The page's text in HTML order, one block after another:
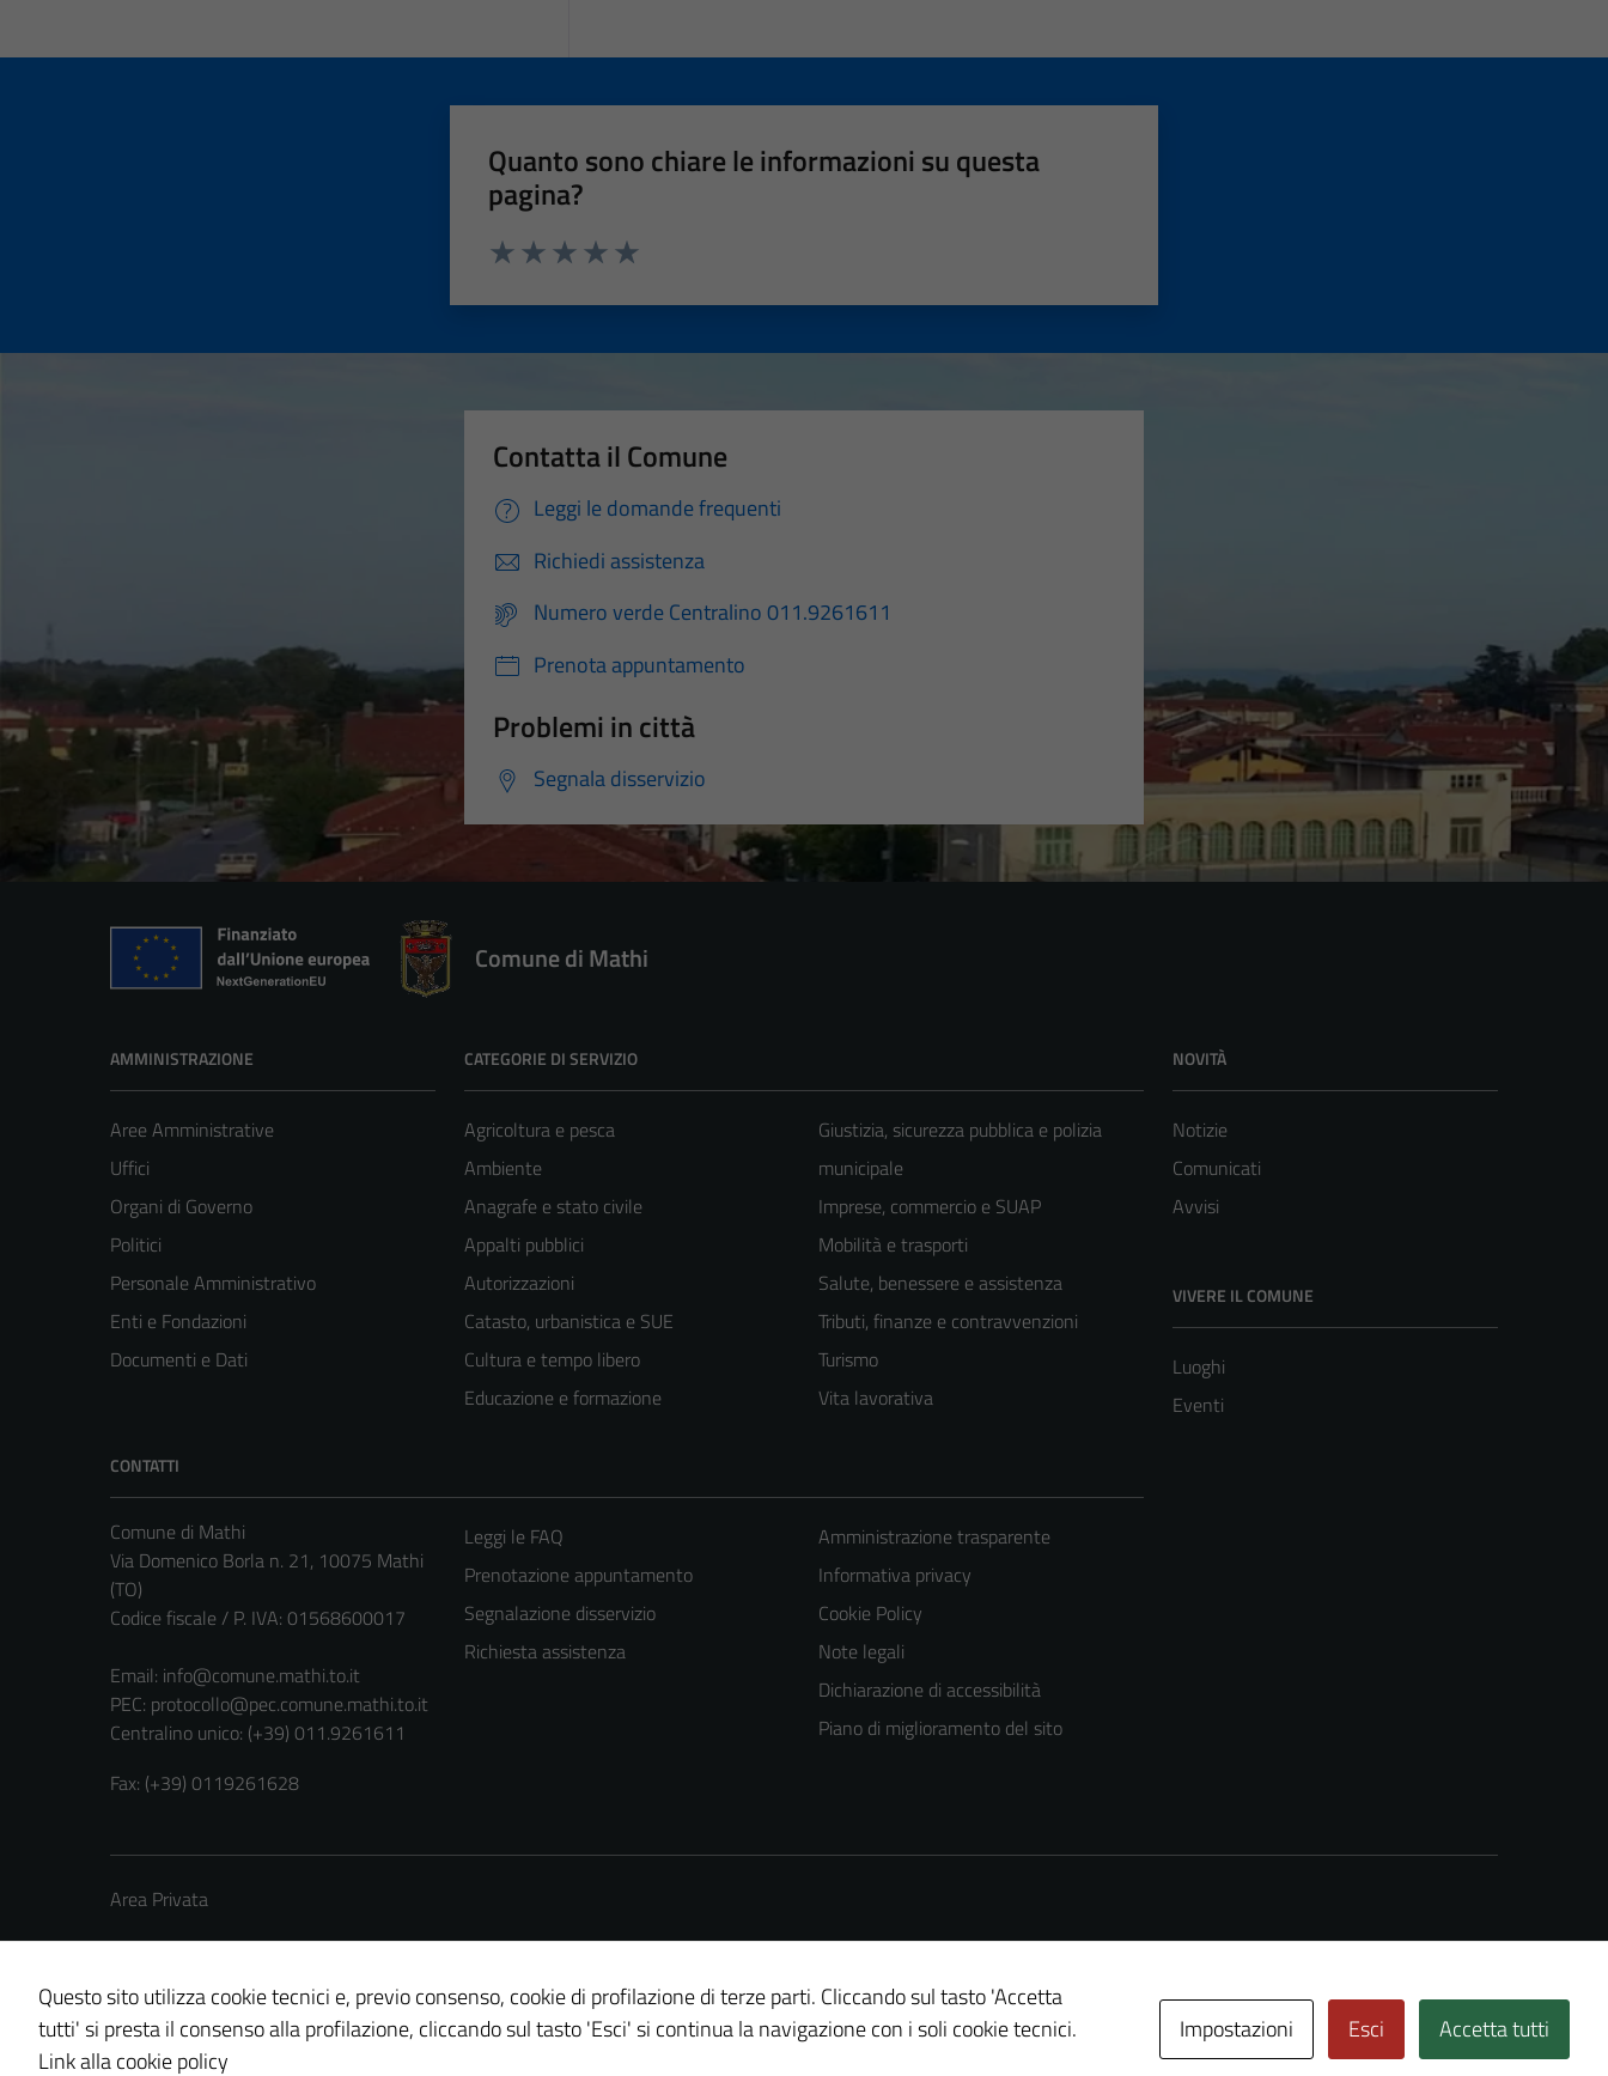
Quanto sono chiare le informazioni su questa
pagina?
Contatta il Comune
Leggi le domande frequenti
Richiedi assistenza
Numero verde Centralino 011.9261611
Prenota appuntamento
Problemi in città
Segnala disservizio
Comune di Mathi
AMMINISTRAZIONE
Aree Amministrative
Uffici
Organi di Governo
Politici
Personale Amministrativo
Enti e Fondazioni
Documenti e Dati
CATEGORIE DI SERVIZIO
Agricoltura e pesca
Ambiente
Anagrafe e stato civile
Appalti pubblici
Autorizzazioni
Catasto, urbanistica e SUE
Cultura e tempo libero
Educazione e formazione
Giustizia, sicurezza pubblica e polizia
municipale
Imprese, commercio e SUAP
Mobilità e trasporti
Salute, benessere e assistenza
Tributi, finanze e contravvenzioni
Turismo
Vita lavorativa
NOVITÀ
Notizie
Comunicati
Avvisi
VIVERE IL COMUNE
Luoghi
Eventi
CONTATTI
Comune di Mathi
Via Domenico Borla n. 21, 10075 Mathi
(TO)
Codice fiscale / P. IVA: 01568600017
Email: info@comune.mathi.to.it
PEC: protocollo@pec.comune.mathi.to.it
Centralino unico: (+39) 011.9261611
Fax: (+39) 0119261628
Leggi le FAQ
Prenotazione appuntamento
Segnalazione disservizio
Richiesta assistenza
Amministrazione trasparente
Informativa privacy
Cookie Policy
Note legali
Dichiarazione di accessibilità
Piano di miglioramento del sito
Area Privata
Credits: © Technical Design s.r.l.
Questo sito utilizza cookie tecnici e, previo consenso, cookie di profilazione di terze parti. Cliccando sul tasto 'Accetta
tutti' si presta il consenso alla profilazione, cliccando sul tasto 'Esci' si continua la navigazione con i soli cookie tecnici.
Link alla cookie policy
Impostazioni Esci Accetta tutti
per il
essere
disabilitati.